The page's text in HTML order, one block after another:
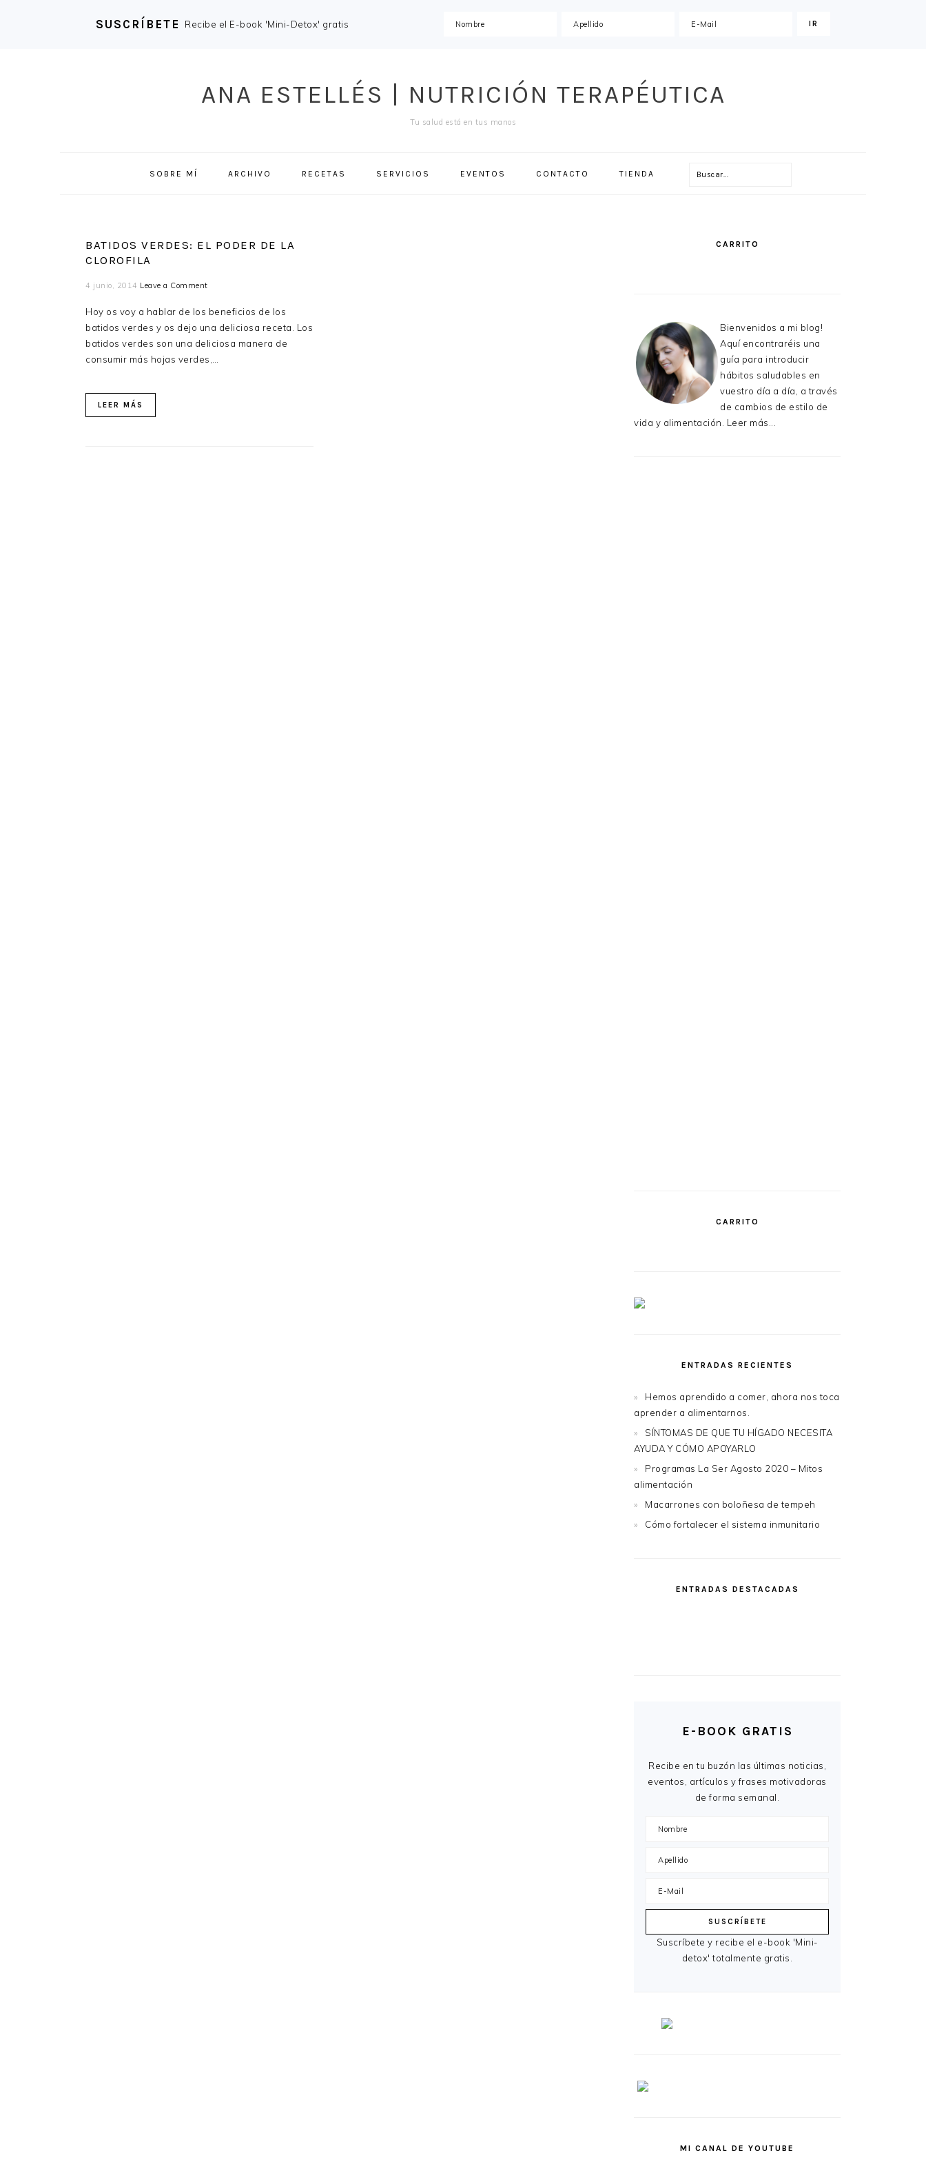
SUSCRÍBETE Recibe el E-book 'Mini-Detox' gratis
ANA ESTELLÉS | NUTRICIÓN TERAPÉUTICA
Tu salud está en tus manos
SOBRE MÍ ARCHIVO RECETAS SERVICIOS EVENTOS CONTACTO TIENDA Buscar...
BATIDOS VERDES: EL PODER DE LA
CLOROFILA
4 junio, 2014 Leave a Comment
Hoy os voy a hablar de los beneficios de los
batidos verdes y os dejo una deliciosa receta. Los
batidos verdes son una deliciosa manera de
consumir más hojas verdes,…
LEER MÁS
CARRITO
Bienvenidos a mi blog!
Aquí encontraréis una
guía para introducir
hábitos saludables en
vuestro día a día, a través
de cambios de estilo de
vida y alimentación. Leer más...
CARRITO
ENTRADAS RECIENTES
Hemos aprendido a comer, ahora nos toca
aprender a alimentarnos.
SÍNTOMAS DE QUE TU HÍGADO NECESITA
AYUDA Y CÓMO APOYARLO
Programas La Ser Agosto 2020 – Mitos
alimentación
Macarrones con boloñesa de tempeh
Cómo fortalecer el sistema inmunitario
ENTRADAS DESTACADAS
E-BOOK GRATIS
Recibe en tu buzón las últimas noticias,
eventos, artículos y frases motivadoras
de forma semanal.
Suscríbete y recibe el e-book 'Mini-
detox' totalmente gratis.
MI CANAL DE YOUTUBE